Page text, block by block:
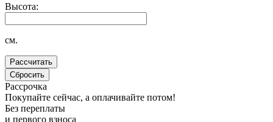
Высота:
см.
Рассрочка
Покупайте сейчас, а оплачивайте потом!
Без переплаты
и первого взноса